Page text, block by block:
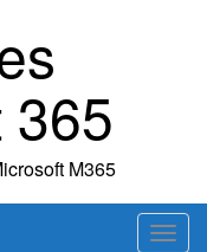
365
M365
T